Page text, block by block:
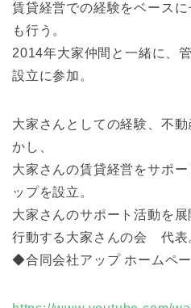
賃貸経営での経験をベース
も行う。
2014年大家仲間と一緒に、
設立に参加。
大家さんとしての経験、不
かし、
大家さんの賃貸経営をサポ
ップを設立。
大家さんのサポート活動を展
行動する大家さんの会 代表
◆合同会社アップ ホームペ